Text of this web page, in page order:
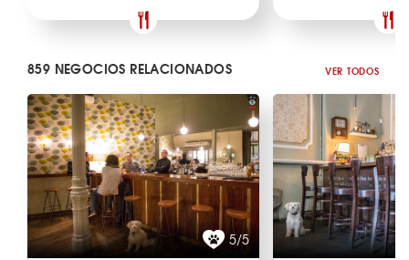
859 NEGOCIOS RELACIONADOS VER TODOS
5/5